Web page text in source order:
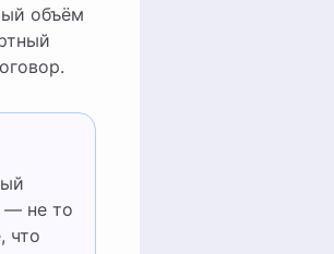
объём
— не то
что